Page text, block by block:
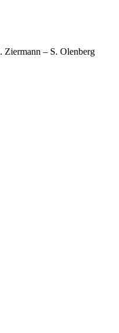
Ziermann – S. Olenberg